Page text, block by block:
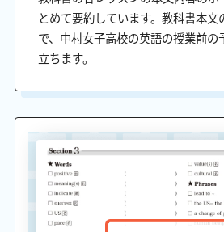
とめて要約しています。教科書本文
で、中村女子高校の英語の授業前の
立ちます。